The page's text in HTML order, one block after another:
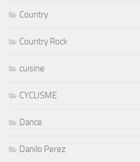
Country
Country Rock
cuisine
CYCLISME
Dance
Danilo Perez